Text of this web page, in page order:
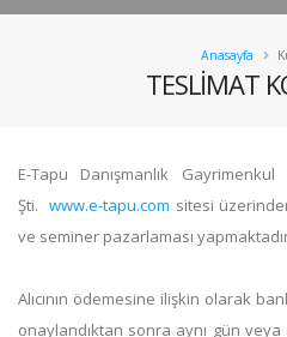
TESLİMAT
Anasayfa
E-Tapu Danışmanlık
Şti.www.e-tapu.com sitesi
ve seminer pazarlaması
Alıcının ödemesine ilişkin olarak
onaylandıktan sonra aynı gün